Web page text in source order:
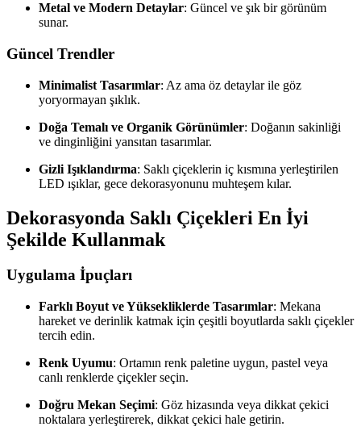
Metal ve Modern Detaylar: Güncel ve şık bir görünüm
sunar.
Güncel Trendler
Minimalist Tasarımlar: Az ama öz detaylar ile göz
yoryormayan şıklık.
Doğa Temalı ve Organik Görünümler: Doğanın sakinliği
ve dinginliğini yansıtan tasarımlar.
Gizli Işıklandırma: Saklı çiçeklerin iç kısmına yerleştirilen
LED ışıklar, gece dekorasyonunu muhteşem kılar.
Dekorasyonda Saklı Çiçekleri En İyi
Şekilde Kullanmak
Uygulama İpuçları
Farklı Boyut ve Yüksekliklerde Tasarımlar: Mekana
hareket ve derinlik katmak için çeşitli boyutlarda saklı çiçekler
tercih edin.
Renk Uyumu: Ortamın renk paletine uygun, pastel veya
canlı renklerde çiçekler seçin.
Doğru Mekan Seçimi: Göz hizasında veya dikkat çekici
noktalara yerleştirerek, dikkat çekici hale getirin.